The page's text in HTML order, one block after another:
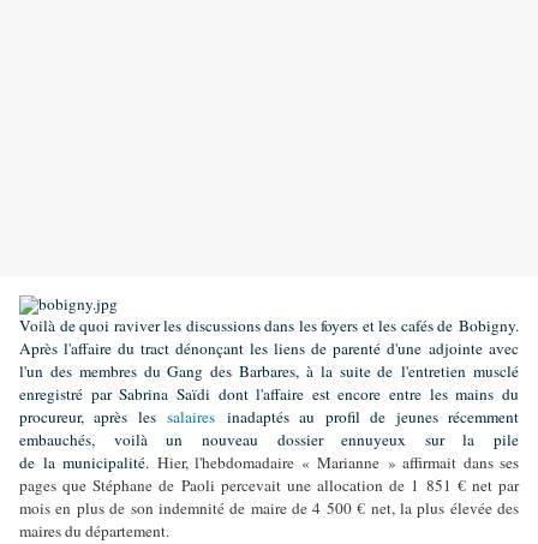
Voilà de quoi raviver les discussions dans les foyers et les cafés de Bobigny.
Après l'affaire du tract dénonçant les liens de parenté d'une adjointe avec
l'un des membres du Gang des Barbares, à la suite de l'entretien musclé
enregistré par Sabrina Saïdi dont l'affaire est encore entre les mains du
procureur, après les salaires inadaptés au profil de jeunes récemment
embauchés, voilà un nouveau dossier ennuyeux sur la pile
de la municipalité. Hier, l'hebdomadaire « Marianne » affirmait dans ses
pages que Stéphane de Paoli percevait une allocation de 1 851 € net par
mois en plus de son indemnité de maire de 4 500 € net, la plus élevée des
maires du département.